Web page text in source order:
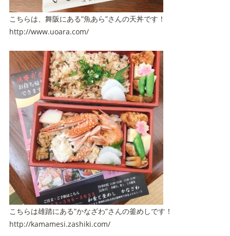
こちらは、舞阪にある”魚あら”さんの天丼です！
http://www.uoara.com/
こちらは雄踏にある”かなざわ”さんの釜めしです！
http://kamamesi.zashiki.com/